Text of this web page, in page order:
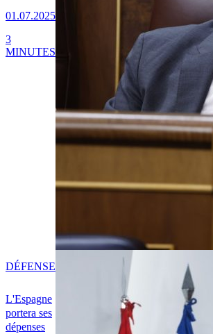
01.07.2025
3
MINUTES
L'Espagne
portera ses
dépenses
DÉFENSE